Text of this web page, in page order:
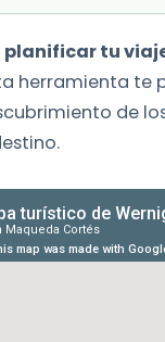
tu
herramienta te
de